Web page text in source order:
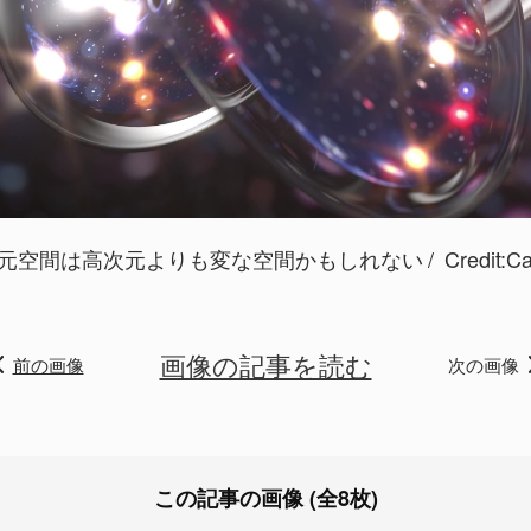
空間は高次元よりも変な空間かもしれない
前の画像 画像の記事を読む 次の画像
この記事の画像 (全8枚)